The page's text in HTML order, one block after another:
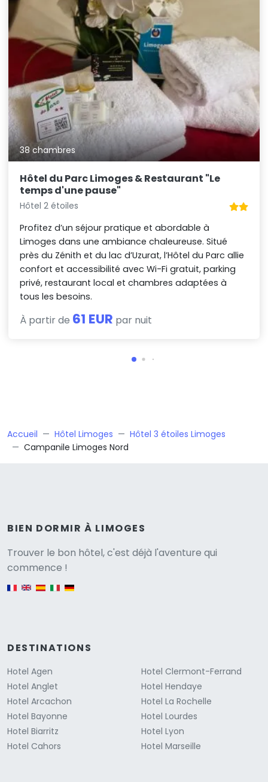
38 chambres
Hôtel du Parc Limoges & Restaurant "Le
temps d'une pause"
Hôtel 2 étoiles
Profitez d’un séjour pratique et abordable à
Limoges dans une ambiance chaleureuse. Situé
près du Zénith et du lac d’Uzurat, l’Hôtel du Parc allie
confort et accessibilité avec Wi-Fi gratuit, parking
privé, restaurant local et chambres adaptées à
tous les besoins.
À partir de 61 EUR par nuit
Accueil Hôtel Limoges
Hôtel 3 étoiles Limoges
Campanile Limoges Nord
BIEN DORMIR À LIMOGES
Trouver le bon hôtel, c'est déjà l'aventure qui
commence !
English version
DESTINATIONS
Hotel Agen
Hotel Anglet
Hotel Arcachon
Hotel Bayonne
Hotel Biarritz
Hotel Cahors
Hotel Clermont-Ferrand
Hotel Hendaye
Hotel La Rochelle
Hotel Lourdes
Hotel Lyon
Hotel Marseille